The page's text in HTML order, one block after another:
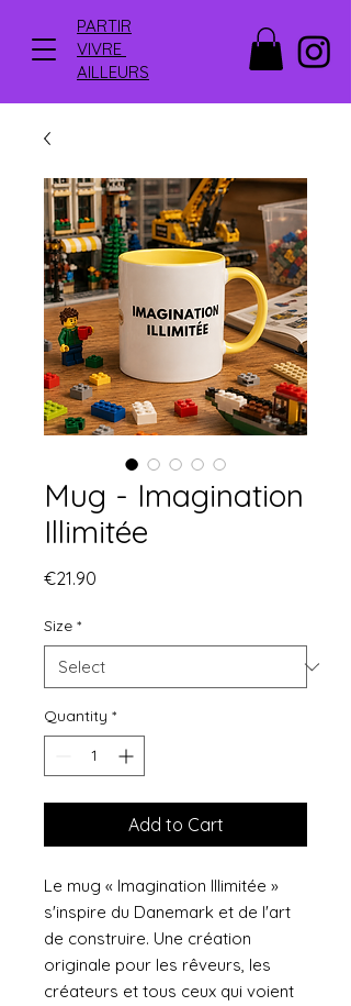
PARTIR
VIVRE
AILLEURS
Mug - Imagination
Illimitée
€21.90
Size *
Quantity *
Add to Cart
Le mug « Imagination Illimitée »
s'inspire du Danemark et de l'art
de construire. Une création
originale pour les rêveurs, les
créateurs et tous ceux qui voient